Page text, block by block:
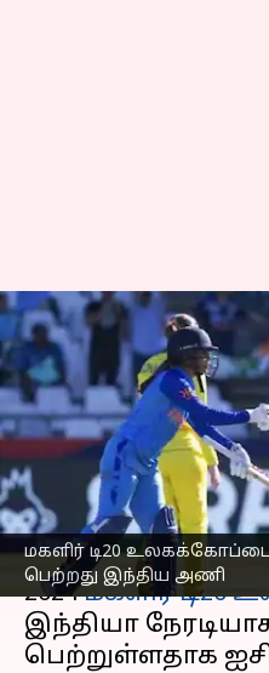
மகளிர் டி20 உலகக்கோப்பை
பெற்றது இந்திய அணி
மகளிர் டி20
நேரடியாக
இந்திய
எழுதியவர் Sekar Chinnappan
செய்தி முன்னோட்டம்
2024மகளிர்
இந்தியா
பெற்றுள்ளதாக